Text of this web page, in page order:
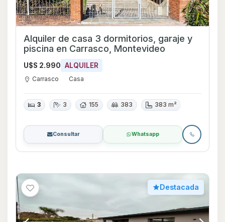
Alquiler de casa 3 dormitorios, garaje y
piscina en Carrasco, Montevideo
U$S 2.990 ALQUILER
Carrasco Casa
3 3 155 383 383 m²
Consultar Whatsapp
Destacada